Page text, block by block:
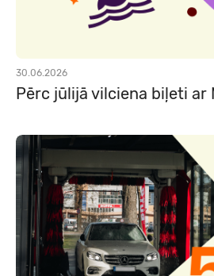
30.06.2026
Pērc jūlijā vilciena biļeti ar